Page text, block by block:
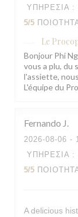
ΥΠΗΡΕΣΊΑ :
5/5
Le
Bonjour Phi
vous a plu, du
l'assiette,
L'équipe du
Fernando J
2026-08-06 -
ΥΠΗΡΕΣΊΑ :
5/5
A delicious